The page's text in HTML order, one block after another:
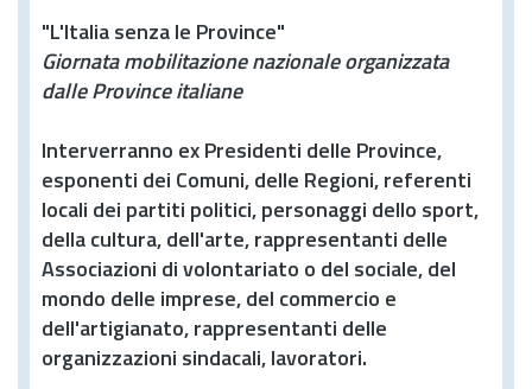
"L'Italia senza le Province"
Giornata mobilitazione nazionale organizzata
dalle Province italiane
Interverranno ex Presidenti delle Province,
esponenti dei Comuni, delle Regioni, referenti
locali dei partiti politici, personaggi dello sport,
della cultura, dell'arte, rappresentanti delle
Associazioni di volontariato o del sociale, del
mondo delle imprese, del commercio e
dell'artigianato, rappresentanti delle
organizzazioni sindacali, lavoratori.